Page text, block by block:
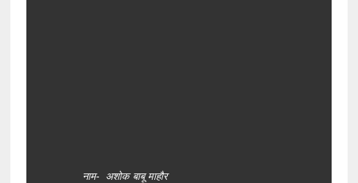
नाम- अशोक बाबू माहौर